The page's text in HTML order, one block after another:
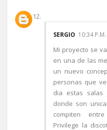
SERGIO 10:34 P.M.
Mi proyecto se
en una de las
un nuevo
personas que
dia estas salas
donde son
compiten entre
Privilege la